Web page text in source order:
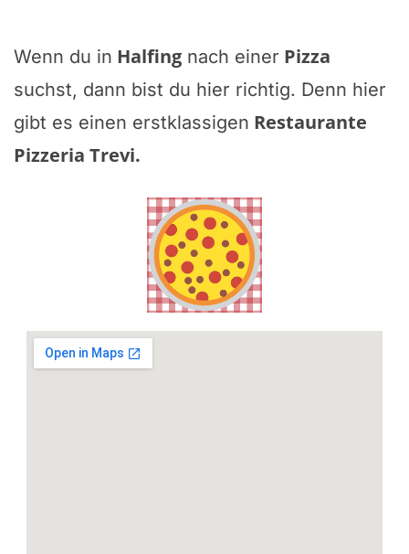
Wenn du in Halfing nach einer Pizza
suchst, dann bist du hier richtig. Denn hier
gibt es einen erstklassigen Restaurante
Pizzeria Trevi.